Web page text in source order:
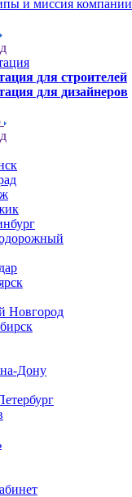
и миссия компании
для строителей
для дизайнеров
Новгород
Дону